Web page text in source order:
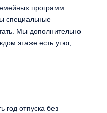
программ
специальные
Мы дополнительно
этаже есть утюг,
год отпуска без